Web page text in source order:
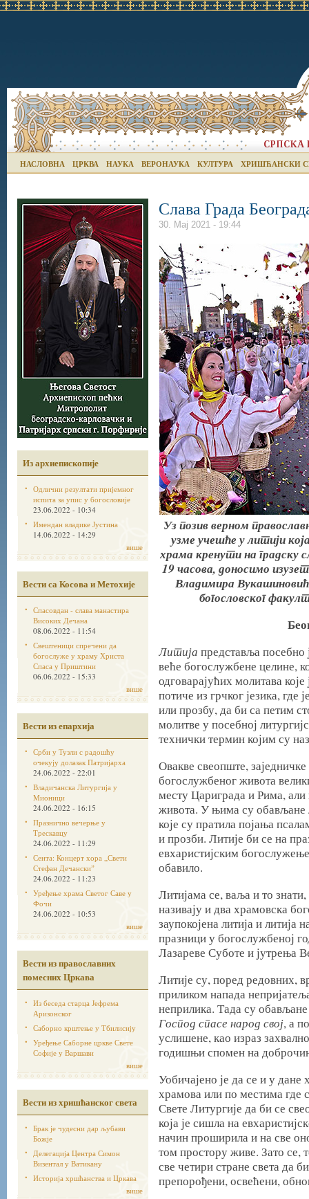
НАСЛОВНА ЦРКВА НАУКА ВЕРОНАУКА КУЛТУРА ХРИШЋАНСКИ
Из архиепископије
Одлични резултати пријемног
испита за упис у богословије
23.06.2022 - 10:34
Имендан владике Јустина
14.06.2022 - 14:29
више
Вести са Косова и Метохије
Спасовдан - слава манастира
Високих Дечана
08.06.2022 - 11:54
Свештеници спречени да
богослуже у храму Христа
Спаса у Приштини
06.06.2022 - 15:33
више
Вести из епархија
Срби у Тузли с радошћу
очекују долазак Патријарха
24.06.2022 - 22:01
Владичанска Литургија у
Мионици
24.06.2022 - 16:15
Празнично вечерње у
Трескавцу
24.06.2022 - 11:29
Сента: Концерт хора „Свети
Стефан Дечанскиˮ
24.06.2022 - 11:23
Уређење храма Светог Саве у
Фочи
24.06.2022 - 10:53
више
Вести из православних
помесних Цркава
Из беседа старца Јефрема
Аризонског
Саборно крштење у Тбилисију
Уређење Саборне цркве Свете
Софије у Варшави
више
Вести из хришћанског света
Брак је чудесни дар љубави
Божје
Делегација Центра Симон
Визентал у Ватикану
Историја хршћанства и Цркава
више
Слава Града
30. Мај 2021 - 19:44
Уз позив верном
узме учешће у литији
храма кренути на градску
19 часова, доносимо
Владимира
богословског
Литија представља посебно
веће богослужбене целине,
одговарајућих молитава
потиче из грчког језика, где
или прозбу, да би са петим
молитве у посебној
технички термин којим су
Овакве свеопште,
богослужбеног живота
месту Цариграда и Рима, али
живота. У њима су обављане
које су пратила појања
и прозби. Литије би се на
евхаристијским
обавило.
Литијама се, ваља и то
називају и два храмовска
заупокојена литија и литија
празници у богослужбеној
Лазареве Суботе и јутрења
Литије су, поред редовних,
приликом напада
неприлика. Тада су
Господ спасе народ свој, а
услишене, као израз
годишњи спомен на
Уобичајено је да се и у
храмова или по местима где
Свете Литургије да би се
која је сишла на
начин проширила и на све
том простору живе. Зато се,
све четири стране света да
препорођени, освећени,